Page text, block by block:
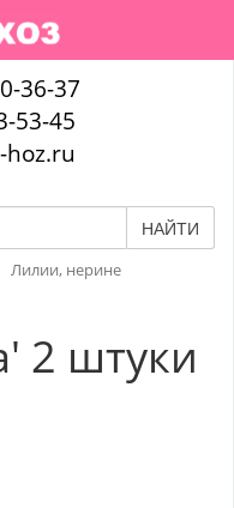
36-37
53-45
НАЙТИ
Лилии, нерине
2 штуки